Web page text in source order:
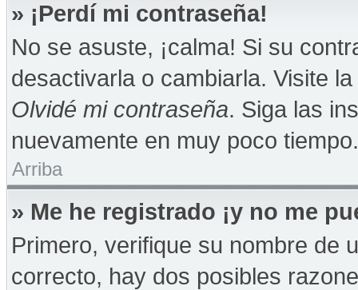
» ¡Perdí mi contraseña!
No se asuste, ¡calma! Si su
desactivarla o cambiarla. Visite
Olvidé mi contraseña. Siga las
nuevamente en muy poco tiempo.
Arriba
» Me he registrado ¡y no me
Primero, verifique su nombre de
correcto, hay dos posibles